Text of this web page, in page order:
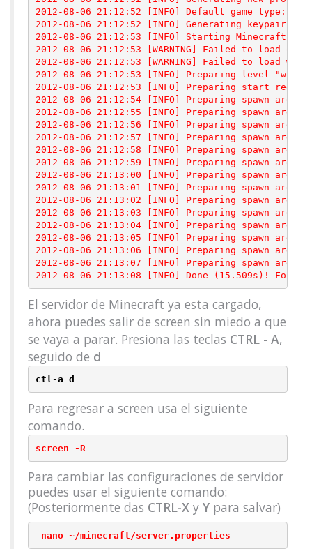
2012-08-06 21:12:52 [INFO] Default game type:
2012-08-06 21:12:52 [INFO] Generating keypair
2012-08-06 21:12:53 [INFO] Starting Minecraft
2012-08-06 21:12:53 [WARNING] Failed to
2012-08-06 21:12:53 [WARNING] Failed to
2012-08-06 21:12:53 [INFO] Preparing level
2012-08-06 21:12:53 [INFO] Preparing start
2012-08-06 21:12:54 [INFO] Preparing spawn area:
2012-08-06 21:12:55 [INFO] Preparing spawn area:
2012-08-06 21:12:56 [INFO] Preparing spawn area:
2012-08-06 21:12:57 [INFO] Preparing spawn area:
2012-08-06 21:12:58 [INFO] Preparing spawn area:
2012-08-06 21:12:59 [INFO] Preparing spawn area:
2012-08-06 21:13:00 [INFO] Preparing spawn area:
2012-08-06 21:13:01 [INFO] Preparing spawn area:
2012-08-06 21:13:02 [INFO] Preparing spawn area:
2012-08-06 21:13:03 [INFO] Preparing spawn area:
2012-08-06 21:13:04 [INFO] Preparing spawn area:
2012-08-06 21:13:05 [INFO] Preparing spawn area:
2012-08-06 21:13:06 [INFO] Preparing spawn area:
2012-08-06 21:13:07 [INFO] Preparing spawn area:
2012-08-06 21:13:08 [INFO] Done (15.509s)! For
El servidor de Minecraft ya esta cargado,
ahora puedes salir de screen sin miedo a que
se vaya a parar. Presiona las teclas CTRL - A,
seguido de d
ctl-a d
Para regresar a screen usa el siguiente
comando.
screen -R
Para cambiar las configuraciones de servidor
puedes usar el siguiente comando:
(Posteriormente das CTRL-X y Y para salvar)
nano ~/minecraft/server.properties